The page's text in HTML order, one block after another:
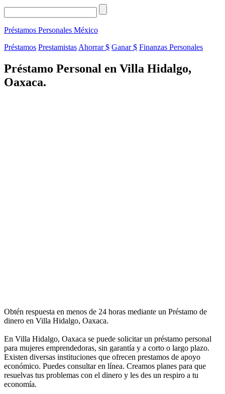
Préstamos Personales México
Préstamos Prestamistas Ahorrar $ Ganar $ Finanzas Personales
Préstamo Personal en Villa Hidalgo,
Oaxaca.
Obtén respuesta en menos de 24 horas mediante un Préstamo de
dinero en Villa Hidalgo, Oaxaca.
En Villa Hidalgo, Oaxaca se puede solicitar un préstamo personal
para mujeres emprendedoras, sin garantía y a corto o largo plazo.
Existen diversas instituciones que ofrecen prestamos de apoyo
económico. Puedes consultar en línea. Creamos planes para que
resuelvas tus problemas con el dinero y les des un respiro a tu
economía.